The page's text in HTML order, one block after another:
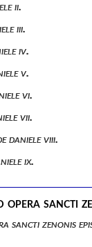
ii.
iii.
iv.
v.
vi.
vii.
daniele viii.
ix.
opera sancti
sancti zenonis